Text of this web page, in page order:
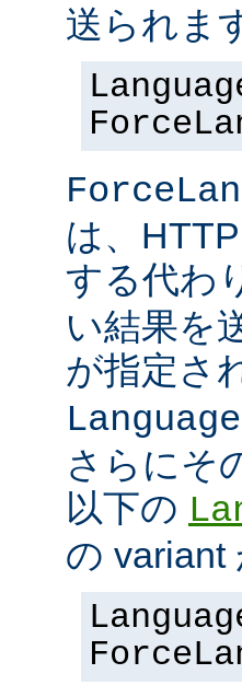
送られま
は、
する代わ
い結果を
が指定さ
Language
さらにそ
以下の
の variant